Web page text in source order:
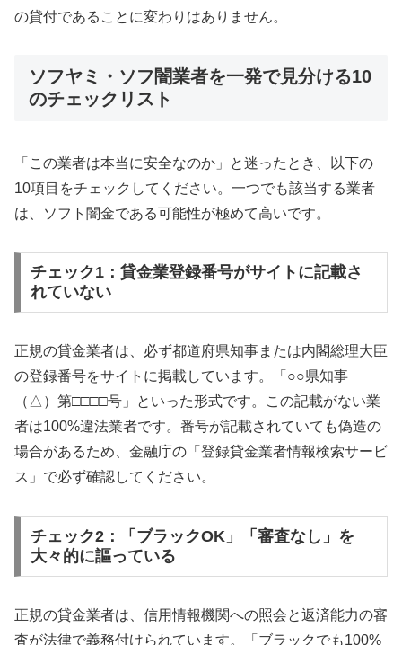
の貸付であることに変わりはありません。
ソフヤミ・ソフ闇業者を一発で見分ける10
のチェックリスト
「この業者は本当に安全なのか」と迷ったとき、以下の
10項目をチェックしてください。一つでも該当する業者
は、ソフト闇金である可能性が極めて高いです。
チェック1：貸金業登録番号がサイトに記載さ
れていない
正規の貸金業者は、必ず都道府県知事または内閣総理大臣
の登録番号をサイトに掲載しています。「○○県知事
（△）第□□□□号」といった形式です。この記載がない業
者は100%違法業者です。番号が記載されていても偽造の
場合があるため、金融庁の「登録貸金業者情報検索サービ
ス」で必ず確認してください。
チェック2：「ブラックOK」「審査なし」を
大々的に謳っている
正規の貸金業者は、信用情報機関への照会と返済能力の審
査が法律で義務付けられています。「ブラックでも100%